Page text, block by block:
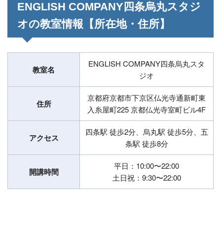
ENGLISH COMPANY四条烏丸スタジ
オの教室情報【所在地・住所】
教室名
ENGLISH COMPANY四条烏丸スタ
ジオ
住所
京都府京都市下京区仏光寺通新町東
入糸屋町225 京都仏光寺室町ビル4F
アクセス
四条駅 徒歩2分、烏丸駅 徒歩5分、五
条駅 徒歩8分
開講時間
平日：10:00〜22:00
土日祝：9:30〜22:00